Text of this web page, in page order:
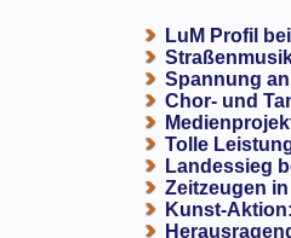
LuM Profil
Spannung
Chor- und
Tolle
Landessieg
Zeitzeugen
Kunst-